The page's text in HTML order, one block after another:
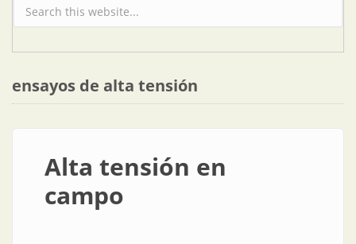
Formulario de búsqueda
ensayos de alta tensión
Alta tensión en
campo